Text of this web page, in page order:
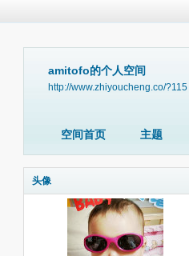
amitofo的个人空间
http://www.zhiyoucheng.co/?115
空间首页 主题
头像